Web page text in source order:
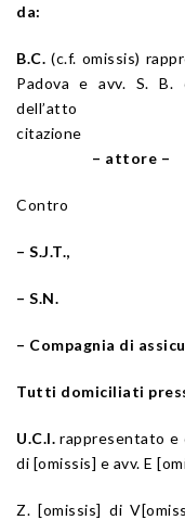
da:
B.C. (c.f. omissis)
Padova e avv. S. B.
– attore –
Contro
– S.J.T.,
– S.N.
– Compagnia di
Tutti domiciliati
U.C.I.rappresentato e
di [omissis] e avv. E
Z. [omissis] di